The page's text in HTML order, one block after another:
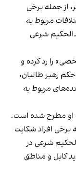
از جمله برخی
مربوط به
شرعی
را رد کرده و
رهبر طالبان،
مربوط به
او مطرح شده است.
برخی افراد شکایت
شرعی در
کابل و مناطق